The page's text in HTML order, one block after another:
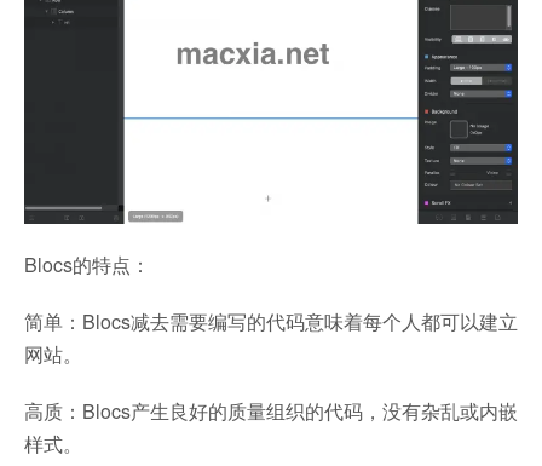
Blocs的特点：
简单：Blocs减去需要编写的代码意味着每个人都可以建立
网站。
高质：Blocs产生良好的质量组织的代码，没有杂乱或内嵌
样式。